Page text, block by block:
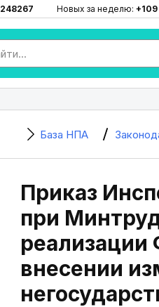
248267 Новых за неделю: +109
База НПА
Приказ
при
реализации
внесении